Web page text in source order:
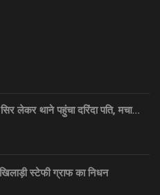
सिर लेकर थाने पहुंचा दरिंदा पति, मचा…
स्टेफी ग्राफ का निधन